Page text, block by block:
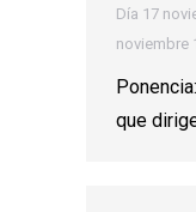
Día 17
noviembre
que